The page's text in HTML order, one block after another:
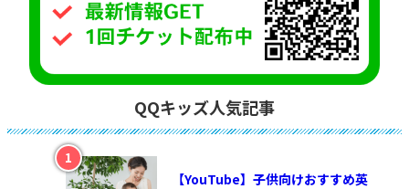
QQキッズ人気記事
【YouTube】子供向けおすすめ英